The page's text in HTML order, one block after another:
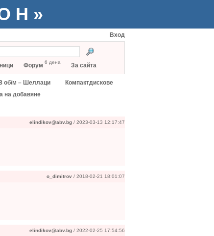
Вход
Форум 6 дена За сайта
об/м – Шеллаци
Компактдискове
на добавяне
elindikov@abv.bg / 2023-03-13 12:17:47
o_dimitrov / 2018-02-21 18:01:07
elindikov@abv.bg / 2022-02-25 17:54:56